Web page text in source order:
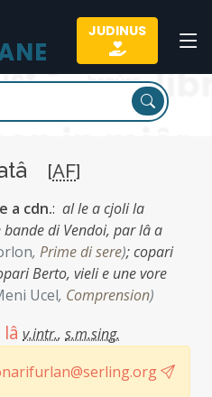
JUDINUS
[AF]
a cdn.: al le a cjoli la
di Vendoi, par lâ a
, Prime di sere);copari
Berto, vieli e une vore
Ucel, Comprension)
lâ v.intr., s.m.sing.